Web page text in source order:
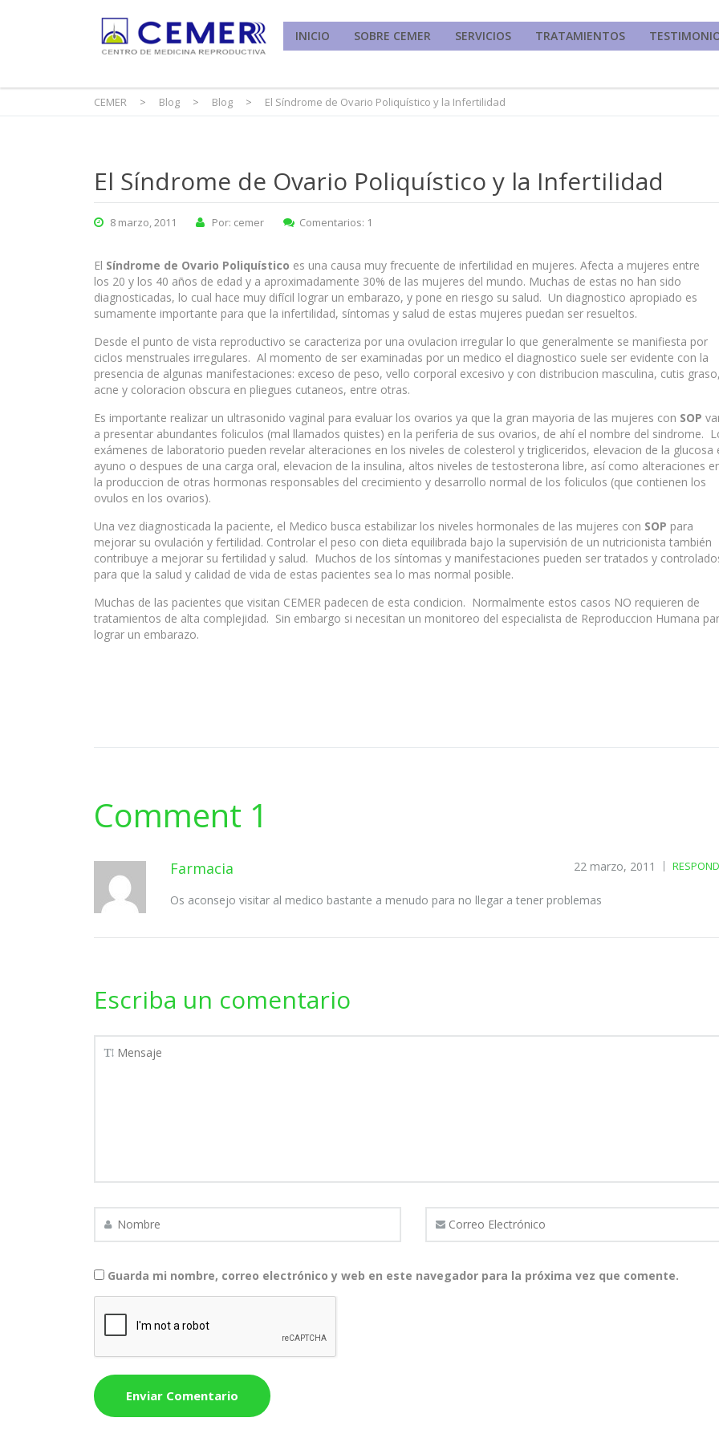
INICIO SOBRE CEMER SERVICIOS TRATAMIENTOS
CEMER > Blog > Blog > El Síndrome de Ovario Poliquístico y la Infertilidad
El Síndrome de Ovario Poliquístico y la Infertilidad
8 marzo, 2011 Por: cemer Comentarios: 1
El Síndrome de Ovario Poliquístico es una causa muy frecuente de infertilidad en mujeres. Afecta a mujeres entre
los 20 y los 40 años de edad y a aproximadamente 30% de las mujeres del mundo. Muchas de estas no han sido
diagnosticadas, lo cual hace muy difícil lograr un embarazo, y pone en riesgo su salud. Un diagnostico apropiado es
sumamente importante para que la infertilidad, síntomas y salud de estas mujeres puedan ser resueltos.
Desde el punto de vista reproductivo se caracteriza por una ovulacion irregular lo que generalmente se manifiesta por
ciclos menstruales irregulares. Al momento de ser examinadas por un medico el diagnostico suele ser evidente con la
presencia de algunas manifestaciones: exceso de peso, vello corporal excesivo y con distribucion masculina, cutis
acne y coloracion obscura en pliegues cutaneos, entre otras.
Es importante realizar un ultrasonido vaginal para evaluar los ovarios ya que la gran mayoria de las mujeres con SOP
a presentar abundantes foliculos (mal llamados quistes) en la periferia de sus ovarios, de ahí el nombre del sindrome.
exámenes de laboratorio pueden revelar alteraciones en los niveles de colesterol y trigliceridos, elevacion de la glucosa
ayuno o despues de una carga oral, elevacion de la insulina, altos niveles de testosterona libre, así como alteraciones
la produccion de otras hormonas responsables del crecimiento y desarrollo normal de los foliculos (que contienen los
ovulos en los ovarios).
Una vez diagnosticada la paciente, el Medico busca estabilizar los niveles hormonales de las mujeres con SOP para
mejorar su ovulación y fertilidad. Controlar el peso con dieta equilibrada bajo la supervisión de un nutricionista también
contribuye a mejorar su fertilidad y salud. Muchos de los síntomas y manifestaciones pueden ser tratados y
para que la salud y calidad de vida de estas pacientes sea lo mas normal posible.
Muchas de las pacientes que visitan CEMER padecen de esta condicion. Normalmente estos casos NO requieren de
tratamientos de alta complejidad. Sin embargo si necesitan un monitoreo del especialista de Reproduccion Humana
lograr un embarazo.
Comment 1
Farmacia 22 marzo, 2011
Os aconsejo visitar al medico bastante a menudo para no llegar a tener problemas
Escriba un comentario
Guarda mi nombre, correo electrónico y web en este navegador para la próxima vez que comente.